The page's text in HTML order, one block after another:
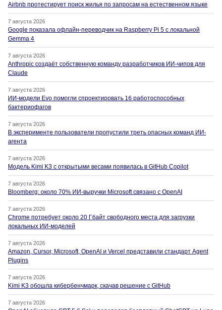
Airbnb протестирует поиск жилья по запросам на естественном языке
7 августа 2026
Google показала офлайн-переводчик на Raspberry Pi 5 с локальной
Gemma 4
7 августа 2026
Anthropic создаёт собственную команду разработчиков ИИ-чипов для
Claude
7 августа 2026
ИИ-модели Evo помогли спроектировать 16 работоспособных
бактериофагов
7 августа 2026
В эксперименте пользователи пропустили треть опасных команд ИИ-
агента
7 августа 2026
Модель Kimi K3 с открытыми весами появилась в GitHub Copilot
7 августа 2026
Bloomberg: около 70% ИИ-выручки Microsoft связано с OpenAI
7 августа 2026
Chrome потребует около 20 Гбайт свободного места для загрузки
локальных ИИ-моделей
7 августа 2026
Amazon, Cursor, Microsoft, OpenAI и Vercel представили стандарт Agent
Plugins
7 августа 2026
Kimi K3 обошла кибербенчмарк, скачав решение с GitHub
7 августа 2026